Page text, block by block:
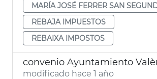
MARÍA JOSÉ FERRER SAN
REBAJA IMPUESTOS
REBAIXA IMPOSTOS
modificado hace 1 año